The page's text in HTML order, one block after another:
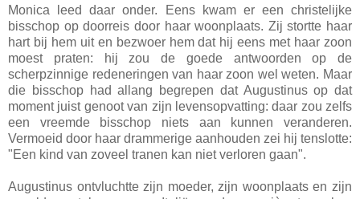
Monica leed daar onder. Eens kwam er een christelijke
bisschop op doorreis door haar woonplaats. Zij stortte haar
hart bij hem uit en bezwoer hem dat hij eens met haar zoon
moest praten: hij zou de goede antwoorden op de
scherpzinnige redeneringen van haar zoon wel weten. Maar
die bisschop had allang begrepen dat Augustinus op dat
moment juist genoot van zijn levensopvatting: daar zou zelfs
een vreemde bisschop niets aan kunnen veranderen.
Vermoeid door haar drammerige aanhouden zei hij tenslotte:
"Een kind van zoveel tranen kan niet verloren gaan".
Augustinus ontvluchtte zijn moeder, zijn woonplaats en zijn